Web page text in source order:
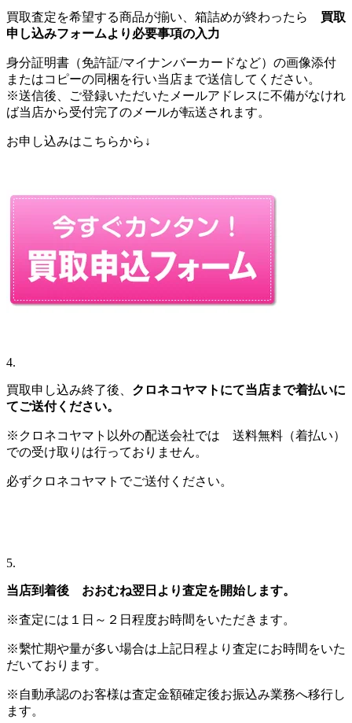
買取査定を希望する商品が揃い、箱詰めが終わったら 買取
申し込みフォームより必要事項の入力
身分証明書（免許証/マイナンバーカードなど）の画像添付
またはコピーの同梱を行い当店まで送信してください。
※送信後、ご登録いただいたメールアドレスに不備がなけれ
ば当店から受付完了のメールが転送されます。
お申し込みはこちらから↓
4.
買取申し込み終了後、 クロネコヤマトにて当店まで着払いに
てご送付ください。
※クロネコヤマト以外の配送会社では 送料無料（着払い）
での受け取りは行っておりません。
必ずクロネコヤマトでご送付ください。
5.
当店到着後 おおむね翌日より査定を開始します。
※査定には１日～２日程度お時間をいただきます。
※繫忙期や量が多い場合は上記日程より査定にお時間をいた
だいております。
※自動承認のお客様は査定金額確定後お振込み業務へ移行し
ます。